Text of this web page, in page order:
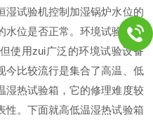
湿试验机控制加湿锅炉水位的
水位是否正常。环境试验设备
使用zui广泛的环境试验设备
今比较流行是集合了高温、低
热试验箱，它的修理难度较
性。下面就高低温湿热试验箱